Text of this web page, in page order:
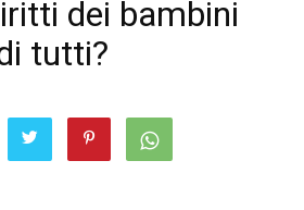
dei bambini
tutti?